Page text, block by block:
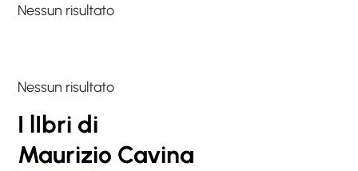
Nessun risultato
Nessun risultato
I lIbri di
Maurizio Cavina